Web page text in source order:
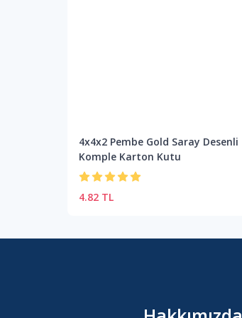
4x4x2 Pembe Gold Saray Desenli
Komple Karton Kutu
4.82 TL